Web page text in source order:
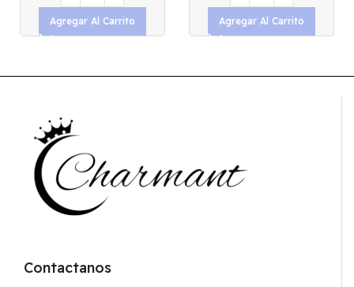
Agregar Al Carrito Agregar Al Carrito
Contactanos